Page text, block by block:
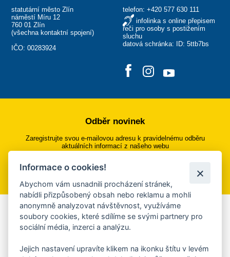
statutární město Zlín
náměstí Míru 12
760 01 Zlín
(všechna kontaktní spojení)
IČO: 00283924
telefon: +420 577 630 111
infolinka s online přepisem
řeči pro osoby s postižením
sluchu
datová schránka: ID: 5ttb7bs
Odběr novinek
Zaregistrujte svou e-mailovou adresu k pravidelnému odběru
aktuálních informací z našeho webu
Přihlásit se k odběru
Aplikace Mobilní rozhlas
Chcete dostávat do svého mobilu či mailu upozornění na
ankety, pozvánky na kulturní a sportovní akce?
Informace o cookies!
Abychom vám usnadnili procházení stránek,
nabídli přizpůsobený obsah nebo reklamu a mohli
anonymně analyzovat návštěvnost, využíváme
soubory cookies, které sdílíme se svými partnery pro
sociální média, inzerci a analýzu.
Jejich nastavení upravíte klikem na ikonku štítu v levém